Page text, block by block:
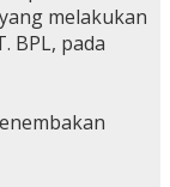
melakukan
BPL, pada